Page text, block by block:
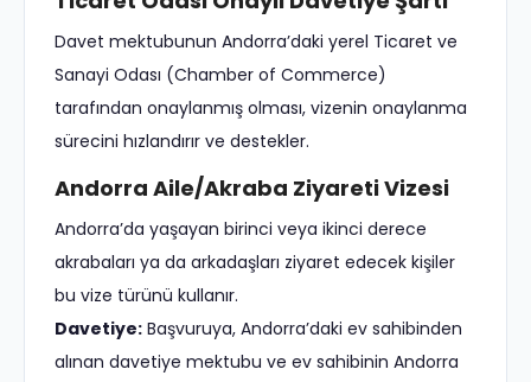
Davet mektubunun Andorra’daki yerel Ticaret ve
Sanayi Odası (Chamber of Commerce)
tarafından onaylanmış olması, vizenin onaylanma
sürecini hızlandırır ve destekler.
Andorra Aile/Akraba Ziyareti Vizesi
Andorra’da yaşayan birinci veya ikinci derece
akrabaları ya da arkadaşları ziyaret edecek kişiler
bu vize türünü kullanır.
Davetiye: Başvuruya, Andorra’daki ev sahibinden
alınan davetiye mektubu ve ev sahibinin Andorra